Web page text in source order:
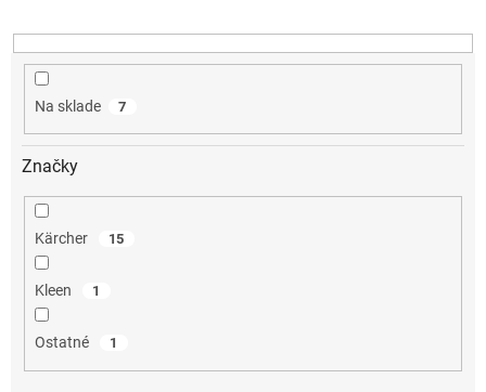
u
k
Na sklade 7
Značky
Kärcher 15
Kleen 1
Ostatné 1